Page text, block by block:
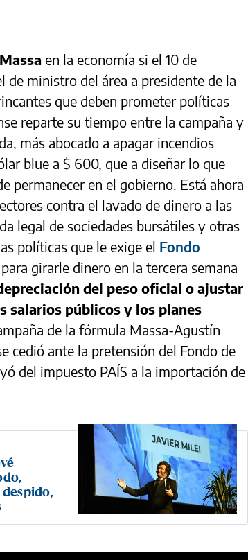
en la economía si el 10 de
de ministro del área a presidente de la
que deben prometer políticas
reparte su tiempo entre la campaña y
más abocado a apagar incendios
blue a $ 600, que a diseñar lo que
permanecer en el gobierno. Está ahora
contra el lavado de dinero a las
legal de sociedades bursátiles y otras
políticas que le exige el Fondo
para girarle dinero en la tercera semana
del peso oficial o ajustar
salarios públicos y los planes
de la fórmula Massa-Agustín
cedió ante la pretensión del Fondo de
del impuesto PAÍS a la importación de